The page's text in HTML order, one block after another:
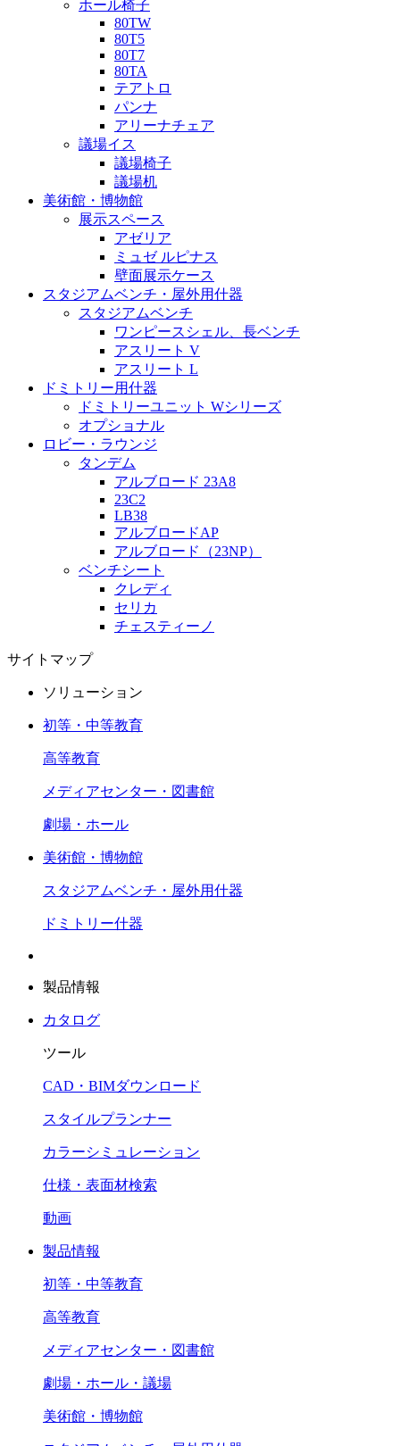
ホール椅子
80TW
80T5
80T7
80TA
テアトロ
パンナ
アリーナチェア
議場イス
議場椅子
議場机
美術館・博物館
展示スペース
アゼリア
ミュゼ ルピナス
壁面展示ケース
スタジアムベンチ・屋外用什器
スタジアムベンチ
ワンピースシェル、長ベンチ
アスリート V
アスリート L
ドミトリー用什器
ドミトリーユニット Wシリーズ
オプショナル
ロビー・ラウンジ
タンデム
アルブロード 23A8
23C2
LB38
アルブロードAP
アルブロード（23NP）
ベンチシート
クレディ
セリカ
チェスティーノ
サイトマップ
ソリューション
初等・中等教育
高等教育
メディアセンター・図書館
劇場・ホール
美術館・博物館
スタジアムベンチ・屋外用什器
ドミトリー什器
製品情報
カタログ
ツール
CAD・BIMダウンロード
スタイルプランナー
カラーシミュレーション
仕様・表面材検索
動画
製品情報
初等・中等教育
高等教育
メディアセンター・図書館
劇場・ホール・議場
美術館・博物館